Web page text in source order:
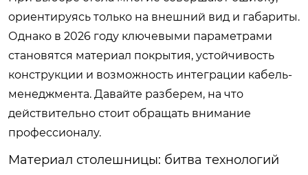
ориентируясь только на внешний вид и габариты.
Однако в 2026 году ключевыми параметрами
становятся материал покрытия, устойчивость
конструкции и возможность интеграции кабель-
менеджмента. Давайте разберем, на что
действительно стоит обращать внимание
профессионалу.
Материал столешницы: битва технологий